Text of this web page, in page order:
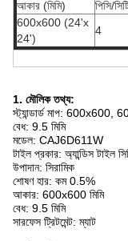
আকার (মিমি) পিসি/
600x600 (24'x
24')
4
1. মৌলিক তথ্য:
স্ট্যান্ডার্ড মাপ:
বেধ: 9.5 মিমি
মডেল: CAJ6D611W
টাইল প্রকার: অ্যান্ডিস টাইল
উপাদান: সিরামিক
শোষণ হার: কম 0.5%
আকার: 600x600 মিমি
বেধ: 9.5 মিমি
সারফেস ট্রিটমেন্ট: ম্যাট